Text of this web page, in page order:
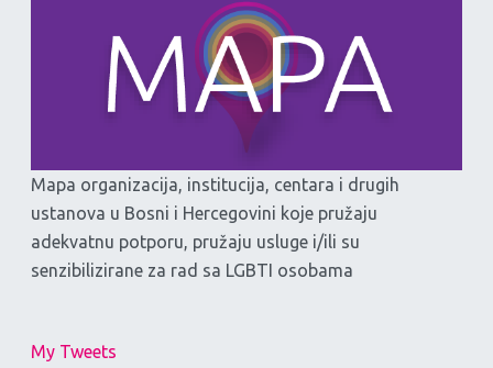
Mapa organizacija, institucija, centara i drugih
ustanova u Bosni i Hercegovini koje pružaju
adekvatnu potporu, pružaju usluge i/ili su
senzibilizirane za rad sa LGBTI osobama
My Tweets